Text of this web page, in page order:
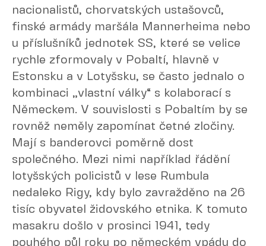
nacionalistů, chorvatských ustašovců,
finské armády maršála Mannerheima nebo
u příslušníků jednotek SS, které se velice
rychle zformovaly v Pobaltí, hlavně v
Estonsku a v Lotyšsku, se často jednalo o
kombinaci „vlastní války“ s kolaborací s
Německem. V souvislosti s Pobaltím by se
rovněž neměly zapomínat četné zločiny.
Mají s banderovci poměrně dost
společného. Mezi nimi například řádění
lotyšských policistů v lese Rumbula
nedaleko Rigy, kdy bylo zavražděno na 26
tisíc obyvatel židovského etnika. K tomuto
masakru došlo v prosinci 1941, tedy
pouhého půl roku po německém vpádu do